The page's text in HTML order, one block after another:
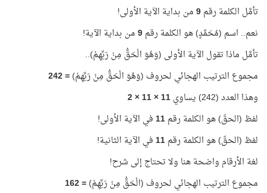
تأمَّل الكلمة رقم9من بداية الآية الأولى!
نعم.. اسم (مُحَمَّدٍ) هو الكلمة رقم9من بداية الآية!
تأمَّل ماذا تقول الآية الأولى (وَهُوَ الْحَقُّ مِنْ رَبِّهِمْ)..
مجموع الترتيب الهجائي لحروف (وَهُوَ الْحَقُّ مِنْ رَبِّهِمْ)=
242
وهذا العدد (242) يساوي
11 × 11 × 2
لفظ (الحقّ) هو الكلمة رقم11في الآية الأولى!
لفظ (الحقّ) هو الكلمة رقم11في الآية الثانية!
لغة الأرقام واضحة هنا ولا تحتاج إلى شرح!
مجموع الترتيب الهجائي لحروف (الْحَقُّ مِنْ رَبِّهِمْ)=
162